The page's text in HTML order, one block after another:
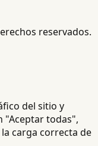
reservados.
del sitio y
"Aceptar todas",
carga correcta de